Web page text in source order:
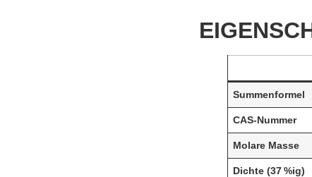
Summenformel
CAS-Nummer
Molare Masse
Dichte (37 %ig)